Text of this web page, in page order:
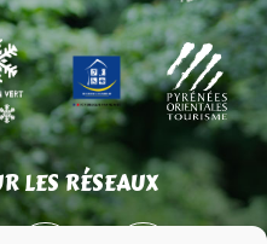
LES RÉSEAUX